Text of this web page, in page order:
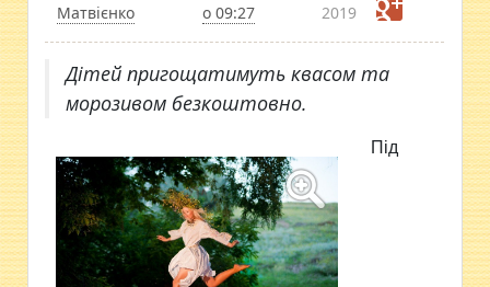
Матвієнко
о 09:27
2019
Дітей пригощатимуть квасом та
морозивом безкоштовно.
Під